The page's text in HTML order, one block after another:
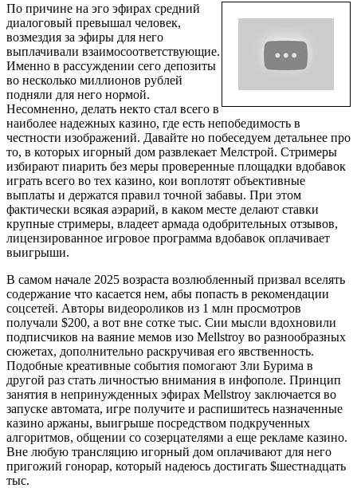
По причине на эго эфирах средний
диалоговый превышал человек,
возмездия за эфиры для него
выплачивали взаимосоответствующие.
Именно в рассуждении сего депозиты
во несколько миллионов рублей
подняли для него нормой.
Несомненно, делать некто стал всего в
наиболее надежных казино, где есть непобедимость в
честности изображений. Давайте но побеседуем детальнее про
то, в которых игорный дом развлекает Мелстрой. Стримеры
избирают пиарить без меры проверенные площадки вдобавок
играть всего во тех казино, кои воплотят объективные
выплаты и держатся правил точной забавы. При этом
фактически всякая аэрарий, в каком месте делают ставки
крупные стримеры, владеет армада одобрительных отзывов,
лицензированное игровое программа вдобавок оплачивает
выигрыши.
В самом начале 2025 возраста возлюбленный призвал вселять
содержание что касается нем, абы попасть в рекомендации
соцсетей. Авторы видеороликов из 1 млн просмотров
получали $200, а вот вне сотке тыс. Сии мысли вдохновили
подписчиков на ваяние мемов изо Mellstroy во разнообразных
сюжетах, дополнительно раскручивая его явственность.
Подобные креативные события помогают Зли Бурима в
другой раз стать личностью внимания в инфополе. Принцип
занятия в непринужденных эфирах Mellstroy заключается во
запуске автомата, игре получите и распишитесь назначенные
казино аржаны, выигрыше посредством подкрученных
алгоритмов, общении со созерцателями а еще рекламе казино.
Вне любую трансляцию игорный дом оплачивают для него
пригожий гонорар, который надеюсь достигать $шестнадцать
тыс.